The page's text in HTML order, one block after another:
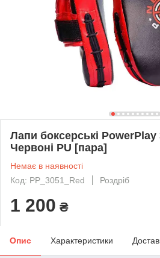
Лапи боксерські
Червоні PU [пара]
Немає в наявності
Код: PP_3051_Red
Роздріб
1 200 ₴
Опис Характеристики